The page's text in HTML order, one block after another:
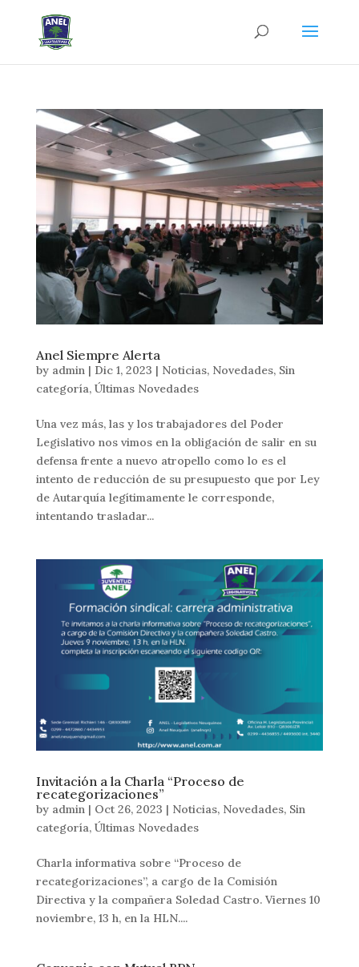
Anel Siempre Alerta
by admin| Dic 1, 2023 | Noticias, Novedades, Sin
categoría, Últimas Novedades
Una vez más, las y los trabajadores del Poder
Legislativo nos vimos en la obligación de salir en su
defensa frente a nuevo atropello como lo es el
intento de reducción de su presupuesto que por Ley
de Autarquía legítimamente le corresponde,
intentando trasladar...
Invitación a la Charla “Proceso de
recategorizaciones”
by admin| Oct 26, 2023 | Noticias, Novedades, Sin
categoría, Últimas Novedades
Charla informativa sobre “Proceso de
recategorizaciones”, a cargo de la Comisión
Directiva y la compañera Soledad Castro. Viernes 10
noviembre, 13 h, en la HLN....